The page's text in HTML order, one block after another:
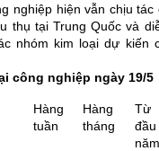
nghiệp hiện vẫn chịu tác
thụ tại Trung Quốc và
nhóm kim loại dự kiến
công nghiệp ngày 19/5
Hàng
tuần
Hàng
tháng
Từ
đầu
năm